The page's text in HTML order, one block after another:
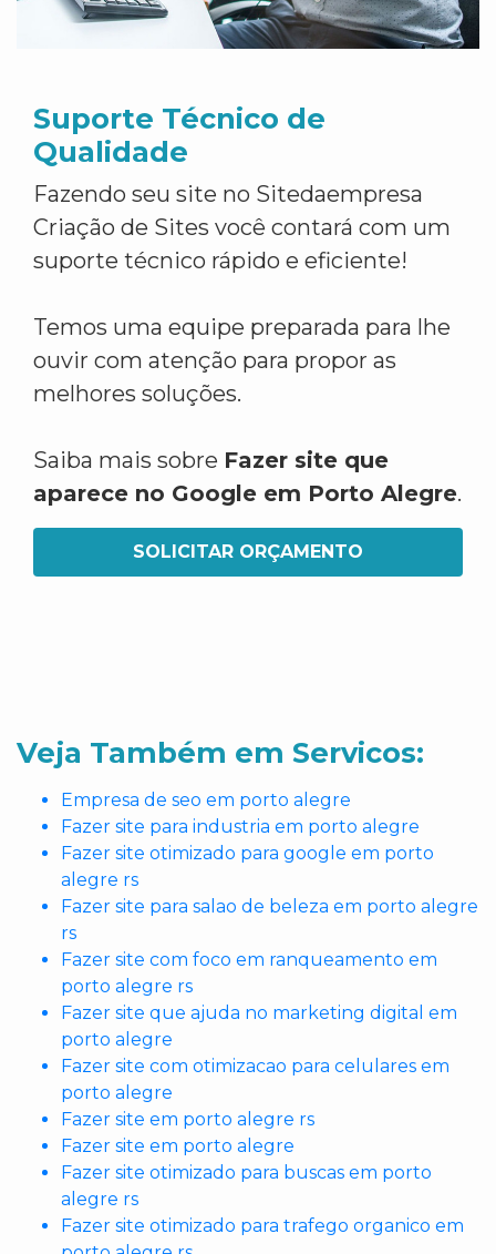
Suporte Técnico de
Qualidade
Fazendo seu site no Sitedaempresa
Criação de Sites você contará com um
suporte técnico rápido e eficiente!
Temos uma equipe preparada para lhe
ouvir com atenção para propor as
melhores soluções.
Saiba mais sobre Fazer site que
aparece no Google em Porto Alegre.
SOLICITAR ORÇAMENTO
Veja Também em Servicos:
Empresa de seo em porto alegre
Fazer site para industria em porto alegre
Fazer site otimizado para google em porto
alegre rs
Fazer site para salao de beleza em porto alegre
rs
Fazer site com foco em ranqueamento em
porto alegre rs
Fazer site que ajuda no marketing digital em
porto alegre
Fazer site com otimizacao para celulares em
porto alegre
Fazer site em porto alegre rs
Fazer site em porto alegre
Fazer site otimizado para buscas em porto
alegre rs
Fazer site otimizado para trafego organico em